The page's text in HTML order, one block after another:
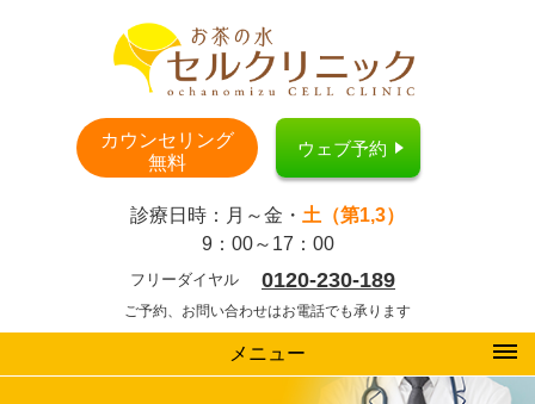
カウンセリング
無料
ウェブ予約
診療日時：月～金・ 土（第1,3）
9：00～17：00
フリーダイヤル 0120-230-189
ご予約、お問い合わせはお電話でも承ります
メニュー